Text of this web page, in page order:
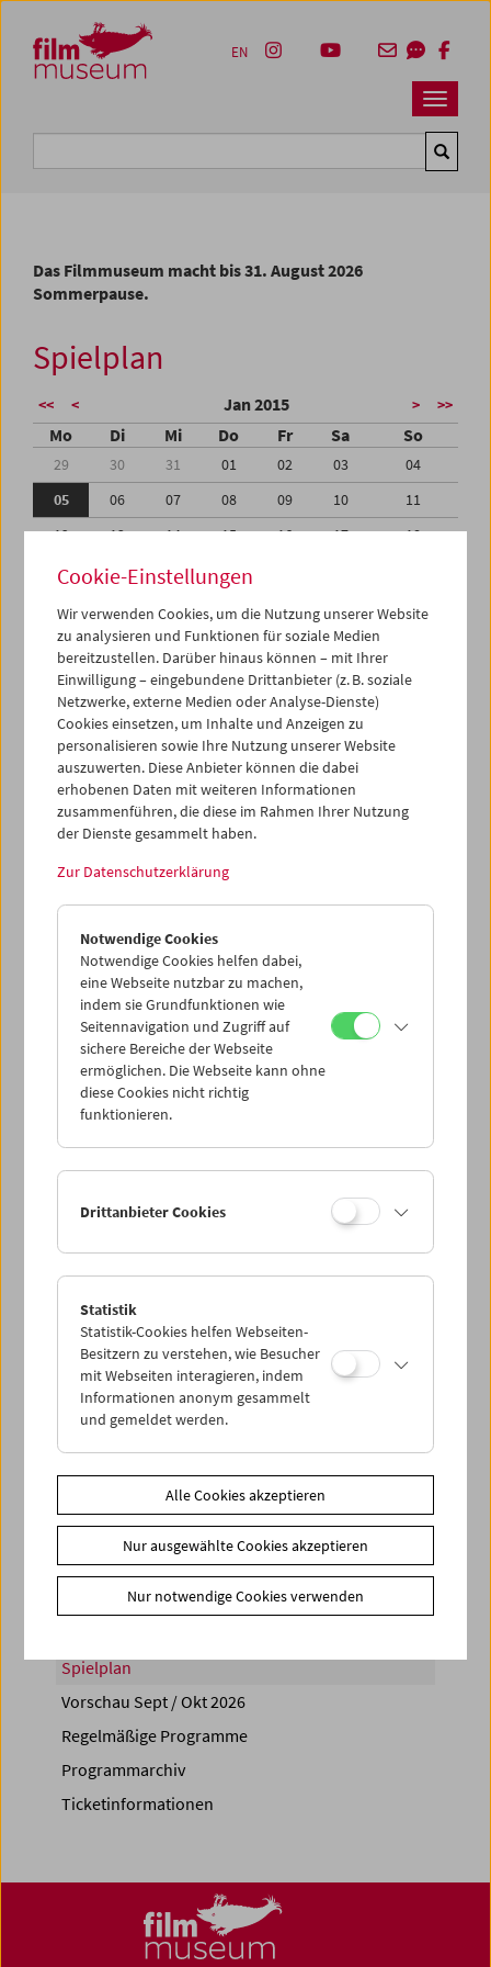
Zum Inhalt
Zum Hauptmenü
Zur Servicenavigation
Zum Suche
Navbar
EN
Das Filmmuseum macht bis 31. August 2026
Sommerpause.
Spielplan
<< < Jan 2015 > >>
Mo Di Mi Do Fr Sa So
29 30 31 01 02 03
04
05
06 07 08 09 10
11
12
13 14 15 16 17
18
19
20 21 22
26
28 30
01
02
03 04 05 06 07
iCalender
Programmheft-PDF
English language or subtitles
< Vorherige Woche
Mo 5.1.
Di 6.1.
Mi 7.1.
Do 8.1.
Sa 10.1.
PROGRAMM ÜBERBLICK
Share on
Spielplan
Vorschau Sept / Okt 2026
Regelmäßige Programme
Programmarchiv
Ticketinformationen
Cookie-Einstellungen
Wir verwenden Cookies, um die Nutzung unserer Website
zu analysieren und Funktionen für soziale Medien
bereitzustellen. Darüber hinaus können – mit Ihrer
Einwilligung – eingebundene Drittanbieter (z. B. soziale
Netzwerke, externe Medien oder Analyse-Dienste)
Cookies einsetzen, um Inhalte und Anzeigen zu
personalisieren sowie Ihre Nutzung unserer Website
auszuwerten. Diese Anbieter können die dabei
erhobenen Daten mit weiteren Informationen
zusammenführen, die diese im Rahmen Ihrer Nutzung
der Dienste gesammelt haben.
Zur Datenschutzerklärung
Notwendige Cookies
Notwendige Cookies helfen dabei,
eine Webseite nutzbar zu machen,
indem sie Grundfunktionen wie
Seitennavigation und Zugriff auf
sichere Bereiche der Webseite
ermöglichen. Die Webseite kann ohne
diese Cookies nicht richtig
funktionieren.
Drittanbieter Cookies
Statistik
Statistik-Cookies helfen Webseiten-
Besitzern zu verstehen, wie Besucher
mit Webseiten interagieren, indem
Informationen anonym gesammelt
und gemeldet werden.
Alle Cookies akzeptieren
Nur ausgewählte Cookies akzeptieren
Nur notwendige Cookies verwenden